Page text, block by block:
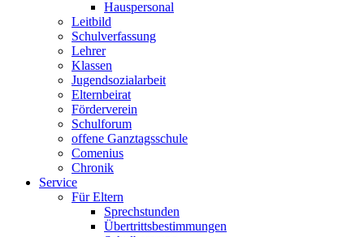
Hauspersonal
Leitbild
Schulverfassung
Lehrer
Klassen
Jugendsozialarbeit
Elternbeirat
Förderverein
Schulforum
offene Ganztagsschule
Comenius
Chronik
Service
Für Eltern
Sprechstunden
Übertrittsbestimmungen